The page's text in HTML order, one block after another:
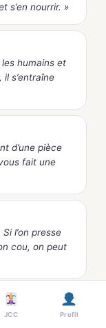
s’en nourrir. »
humains et
s’entraîne
d’une pièce
fait une
l’on presse
cou, on peut
leurs
JCC Profil